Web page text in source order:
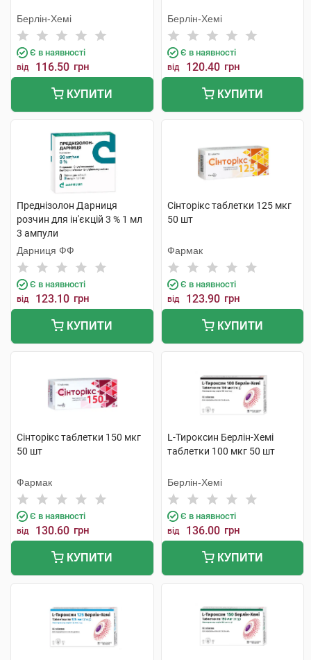
Берлін-Хемі
Є в наявності
від 116.50 грн
КУПИТИ
Берлін-Хемі
Є в наявності
від 120.40 грн
КУПИТИ
Преднізолон Дарниця
розчин для ін'єкцій 3 % 1 мл
3 ампули
Дарниця ФФ
Є в наявності
від 123.10 грн
КУПИТИ
Сінторікс таблетки 125 мкг
50 шт
Фармак
Є в наявності
від 123.90 грн
КУПИТИ
Сінторікс таблетки 150 мкг
50 шт
Фармак
Є в наявності
від 130.60 грн
КУПИТИ
L-Тироксин Берлін-Хемі
таблетки 100 мкг 50 шт
Берлін-Хемі
Є в наявності
від 136.00 грн
КУПИТИ